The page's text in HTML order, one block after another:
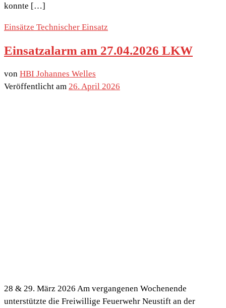
konnte […]
Einsätze Technischer Einsatz
Einsatzalarm am 27.04.2026 LKW
von HBI Johannes Welles
Veröffentlicht am 26. April 2026
28 & 29. März 2026 Am vergangenen Wochenende
unterstützte die Freiwillige Feuerwehr Neustift an der